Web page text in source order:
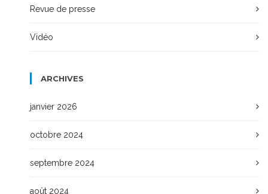
Revue de presse
Vidéo
ARCHIVES
janvier 2026
octobre 2024
septembre 2024
août 2024